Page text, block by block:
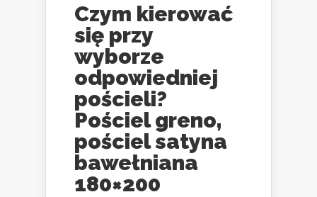
Czym kierować
się przy
wyborze
odpowiedniej
pościeli?
Pościel greno,
pościel satyna
bawełniana
180×200